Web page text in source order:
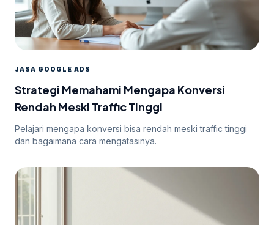
JASA GOOGLE ADS
Strategi Memahami Mengapa Konversi
Rendah Meski Traffic Tinggi
Pelajari mengapa konversi bisa rendah meski traffic tinggi
dan bagaimana cara mengatasinya.